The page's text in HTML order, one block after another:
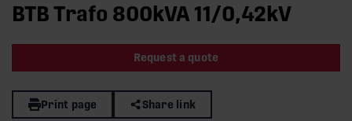
BTB Trafo 800kVA 11/0,42kV
Request a quote
Print page Share link